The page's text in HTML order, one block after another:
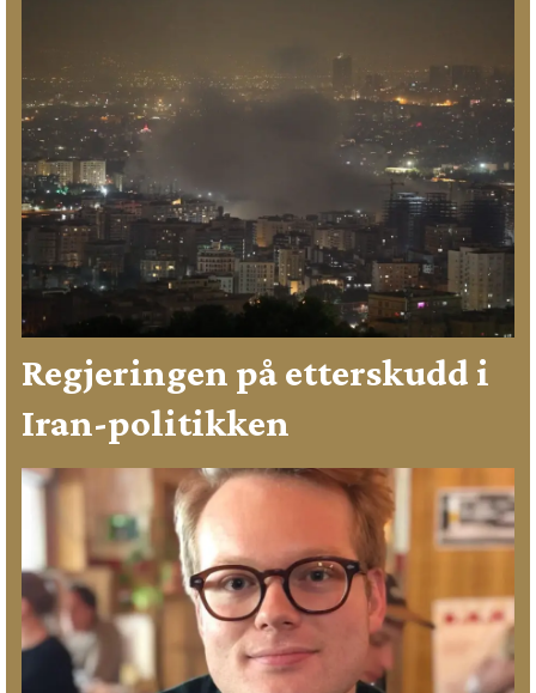
Regjeringen på etterskudd i
Iran-politikken